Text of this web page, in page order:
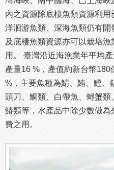
內之資源除底棲魚類資源利
洋洄游魚類、深海魚類仍有
及底棲魚類資源亦可以栽培
用。 臺灣沿近海漁業年平均
產量16 %，產值約新台幣
%，主要魚種為鯖、鮪、鰹、
頭刀、鯛類、白帶魚、蟳蟹類
鰆類等，水產品中除少數做
費之用。